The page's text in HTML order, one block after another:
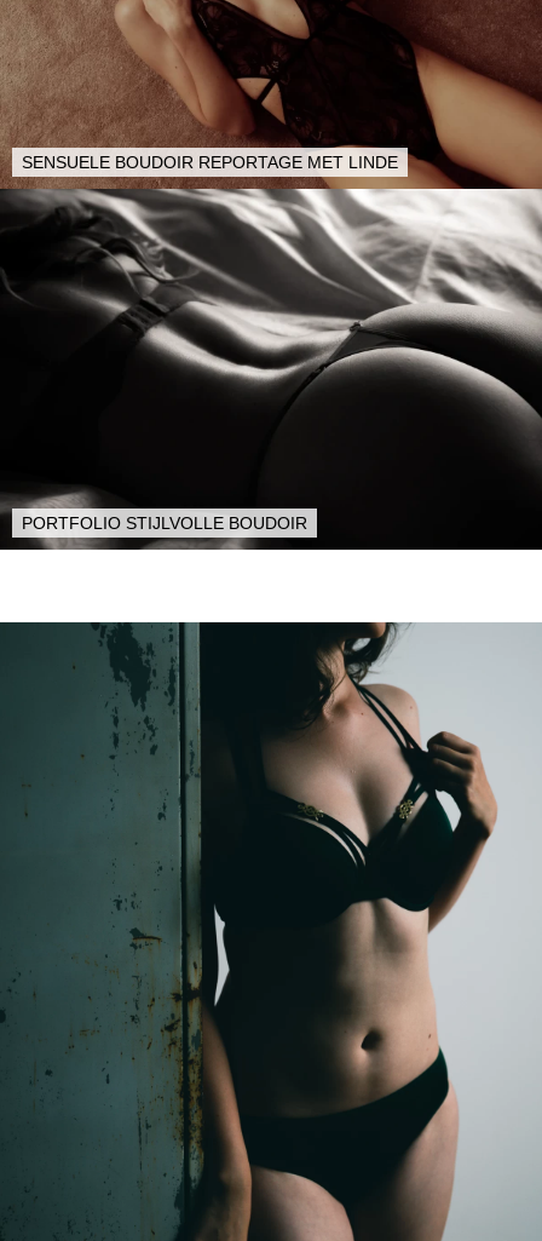
SENSUELE BOUDOIR REPORTAGE MET LINDE
PORTFOLIO STIJLVOLLE BOUDOIR